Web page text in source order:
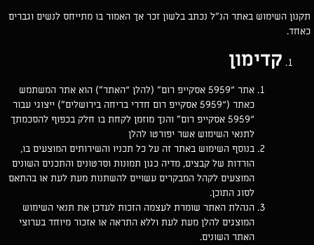
תקנון השימוש באתר הנ”ל נכתב בלשון זכר אך האמור בו מתייחס לנשים וגברים
כאחד.
קדימון
אתר “5959 אסקייפ רום” (להלן “האתר”) הוא אתר המשתמש
כאתר (“5959 אסקייפ רום חדרי בריחה בירושלים”) ייצוגי עבור
“5959 אסקייפ רום” והנך מוזמן לקחת בו חלק בכפוף להסכמתך
לתנאי השימוש אשר יפורטו להלן
בנוסף השימוש באתר זה על כל תכניו והשירותים המוצעים בו,
הורדות של קבצים, מדיה כגון תמונות וסרטונים והתכנים השונים
המוצעים לקהל המבקרים עשויים להשתנות מעת לעת או בהתאם
לסוג התוכן.
הנהלת האתר שומרת לעצמה הזכות לעדכן את תנאי השימוש
המוצגים להלן מעת לעת וללא התראה או אזכור מיוחד בערוצי
האתר השונים.